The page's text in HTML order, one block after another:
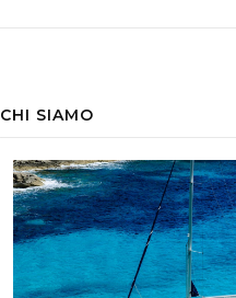
CHI SIAMO